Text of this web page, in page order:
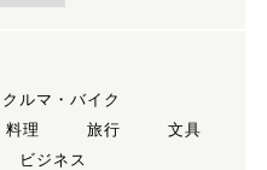
クルマ・バイク
料理 旅行
文具
ビジネス